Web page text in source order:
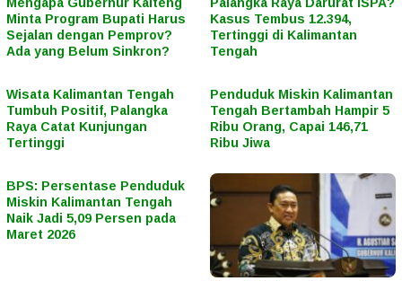
Minta Program Bupati Harus
Sejalan dengan Pemprov?
Ada yang Belum Sinkron?
Kasus Tembus 12.394,
Tertinggi di Kalimantan
Tengah
Wisata Kalimantan Tengah
Tumbuh Positif, Palangka
Raya Catat Kunjungan
Tertinggi
Penduduk Miskin Kalimantan
Tengah Bertambah Hampir 5
Ribu Orang, Capai 146,71
Ribu Jiwa
BPS: Persentase Penduduk
Miskin Kalimantan Tengah
Naik Jadi 5,09 Persen pada
Maret 2026